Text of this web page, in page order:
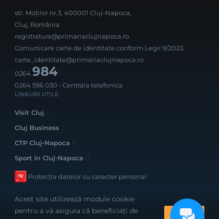
str. Moților nr.3, 400001 Cluj-Napoca,
Cluj, România
registratura@primariaclujnapoca.ro
Comunicare carte de identitate conform Legii 9/2023:
carte_identitate@primariaclujnapoca.ro
0264984
0264 596 030 - Centrala telefonica
LINKURI UTILE
Visit Cluj
Cluj Business
CTP Cluj-Napoca
Sport în Cluj-Napoca
Protecția datelor cu caracter personal
Acest site utilizează module cookie
pentru a vă asigura că beneficiați de
OK